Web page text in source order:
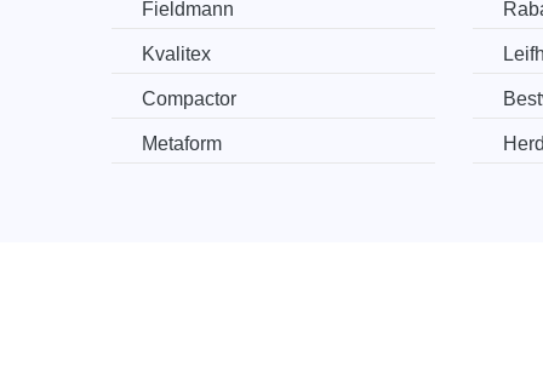
Fieldmann
Kvalitex
Compactor
Metaform